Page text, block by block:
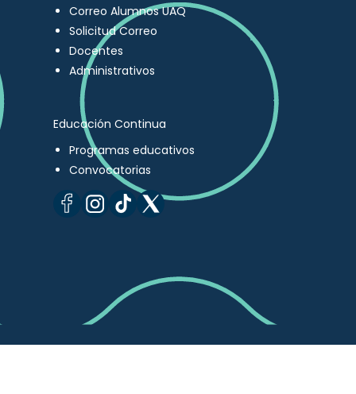
Correo Alumnos UAQ
Solicitud Correo
Docentes
Administrativos
Educación Continua
Programas educativos
Convocatorias